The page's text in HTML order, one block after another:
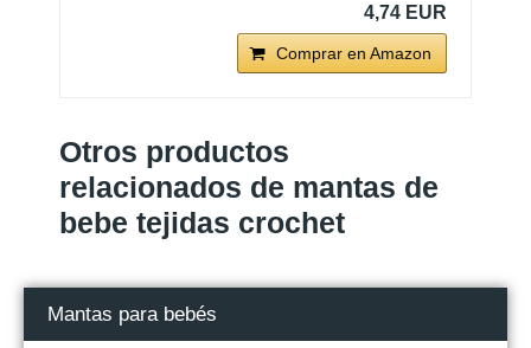
4,74 EUR
Comprar en Amazon
Otros productos
relacionados de mantas de
bebe tejidas crochet
Mantas para bebés